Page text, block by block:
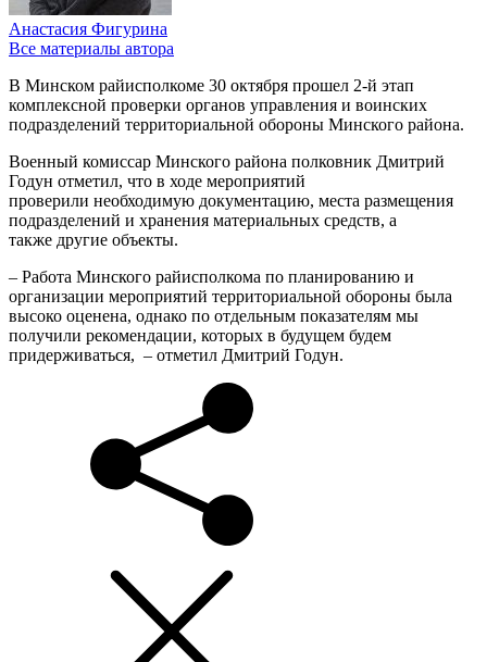
Анастасия Фигурина
Все материалы автора
В Минском райисполкоме 30 октября прошел 2-й этап
комплексной проверки органов управления и воинских
подразделений территориальной обороны Минского района.
Военный комиссар Минского района полковник Дмитрий
Годун отметил, что в ходе мероприятий
проверили необходимую документацию, места размещения
подразделений и хранения материальных средств, а
также другие объекты.
– Работа Минского райисполкома по планированию и
организации мероприятий территориальной обороны была
высоко оценена, однако по отдельным показателям мы
получили рекомендации, которых в будущем будем
придерживаться, – отметил Дмитрий Годун.